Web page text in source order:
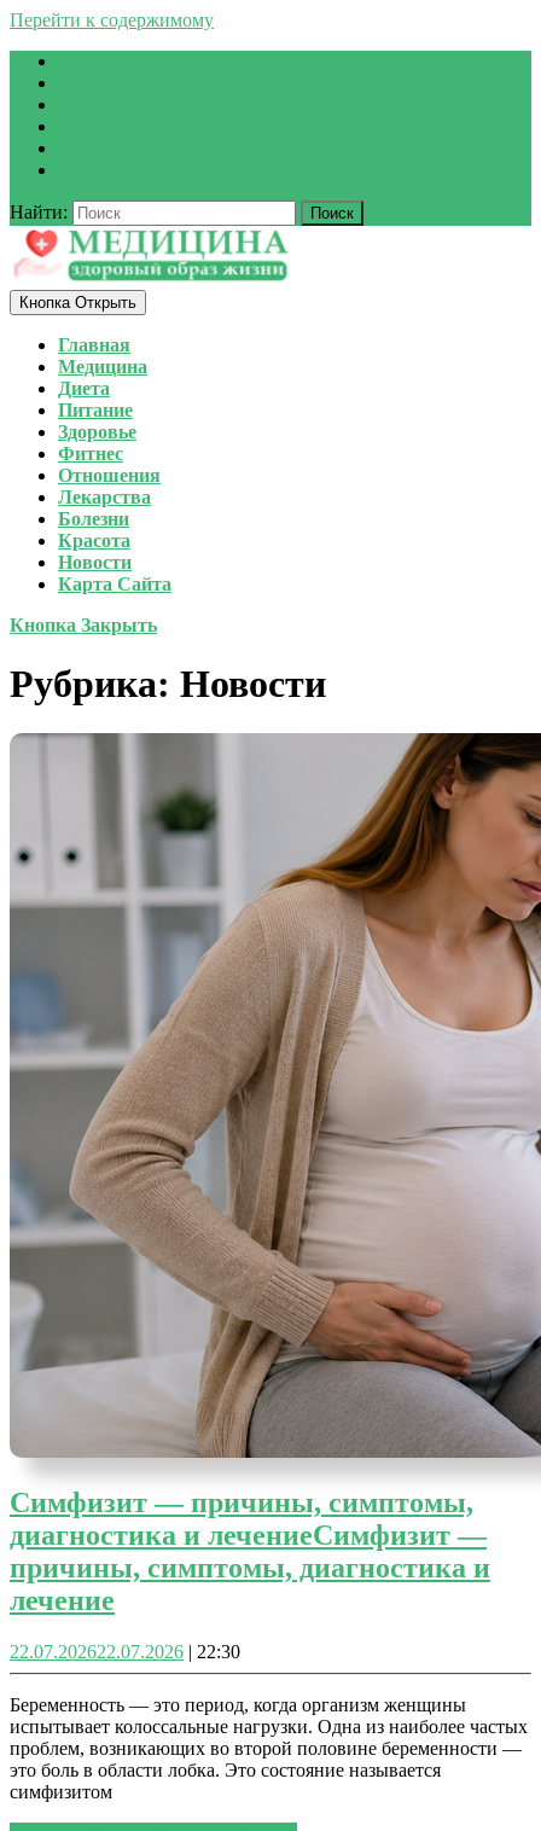
Перейти к содержимому
Найти:
Кнопка Открыть
Главная
Медицина
Диета
Питание
Здоровье
Фитнес
Отношения
Лекарства
Болезни
Красота
Новости
Карта Сайта
Кнопка Закрыть
Рубрика: Новости
Симфизит — причины, симптомы,
диагностика и лечениеСимфизит —
причины, симптомы, диагностика и
лечение
22.07.202622.07.2026 | 22:30
Беременность — это период, когда организм женщины
испытывает колоссальные нагрузки. Одна из наиболее частых
проблем, возникающих во второй половине беременности —
это боль в области лобка. Это состояние называется
симфизитом